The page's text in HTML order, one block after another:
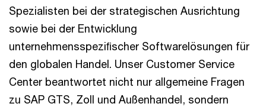
Spezialisten bei der strategischen Ausrichtung
sowie bei der Entwicklung
unternehmensspeziﬁscher Softwarelösungen für
den globalen Handel. Unser Customer Service
Center beantwortet nicht nur allgemeine Fragen
zu SAP GTS, Zoll und Außenhandel, sondern